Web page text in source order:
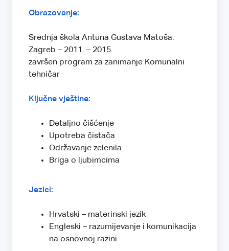
Obrazovanje:
Srednja škola Antuna Gustava Matoša,
Zagreb – 2011. – 2015.
završen program za zanimanje Komunalni
tehničar
Ključne vještine:
Detaljno čišćenje
Upotreba čistača
Održavanje zelenila
Briga o ljubimcima
Jezici:
Hrvatski – materinski jezik
Engleski – razumijevanje i komunikacija
na osnovnoj razini